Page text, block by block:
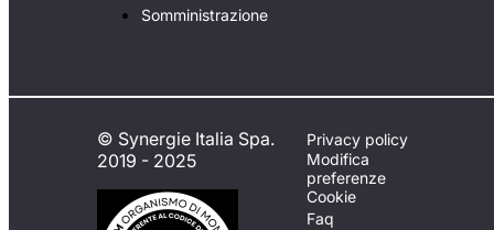
Somministrazione
© Synergie Italia Spa.
2019 - 2025
Privacy policy
Modifica
preferenze
Cookie
Faq